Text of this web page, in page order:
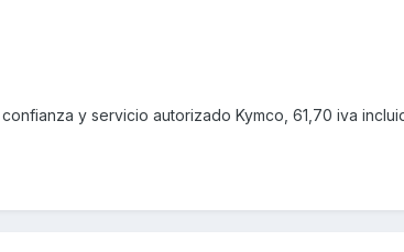
y servicio autorizado Kymco, 61,70 iva